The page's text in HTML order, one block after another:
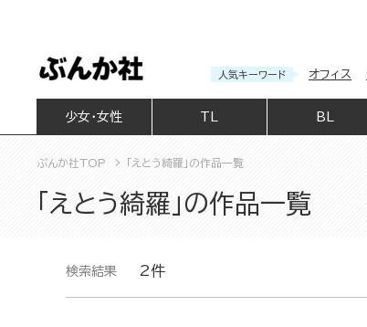
人気キーワード オフィス
少女・女性 BL
ぶんか社TOP 「えとう綺羅」の作品一覧
「えとう綺羅」の作品一覧
検索結果 2件